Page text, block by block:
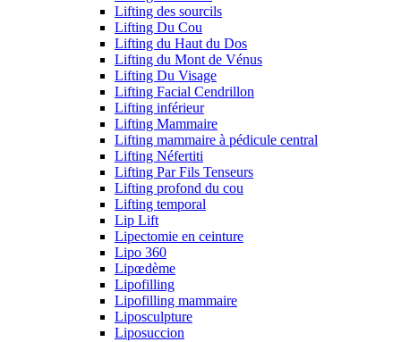
Lifting des sourcils
Lifting Du Cou
Lifting du Haut du Dos
Lifting du Mont de Vénus
Lifting Du Visage
Lifting Facial Cendrillon
Lifting inférieur
Lifting Mammaire
Lifting mammaire à pédicule central
Lifting Néfertiti
Lifting Par Fils Tenseurs
Lifting profond du cou
Lifting temporal
Lip Lift
Lipectomie en ceinture
Lipo 360
Lipœdème
Lipofilling
Lipofilling mammaire
Liposculpture
Liposuccion